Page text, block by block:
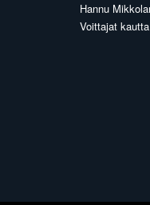
Hannu
Voittajat